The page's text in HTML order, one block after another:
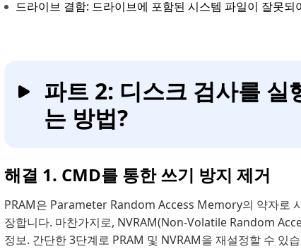
드라이브 결함: 드라이브에 포함된 시스템 파일이 잘못
파트 2: 디스크 검사를
는 방법?
해결 1. CMD를 통한 쓰기 방지 제거
PRAM은 Parameter Random Access Memory의 약자로
장합니다. 마찬가지로, NVRAM(Non-Volatile Random
정보. 간단한 3단계로 PRAM 및 NVRAM을 재설정할 수 있